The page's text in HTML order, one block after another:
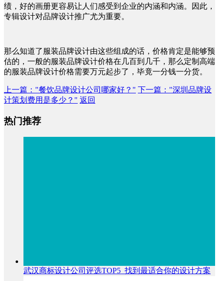
绩，好的画册更容易让人们感受到企业的内涵和内涵。因此，
专辑设计对品牌设计推广尤为重要。
那么知道了服装品牌设计由这些组成的话，价格肯定是能够预
估的，一般的服装品牌设计价格在几百到几千，那么定制高端
的服装品牌设计价格需要万元起步了，毕竟一分钱一分货。
上一篇 ："餐饮品牌设计公司哪家好？" 下一篇 ："深圳品牌设
计策划费用是多少？" 返回
热门推荐
武汉商标设计公司评选TOP5_找到最适合你的设计方案